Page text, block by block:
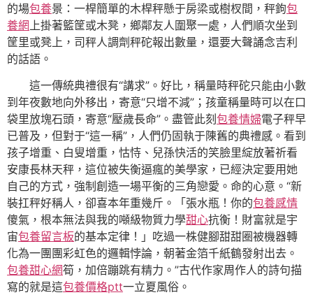
的場包養景：一桿簡單的木桿秤懸于房梁或樹杈間，秤鉤包
養網 上掛著籃筐或木凳，鄉鄰友人圍聚一處，人們順次坐到
筐里或凳上，司秤人調劑秤砣報出數量，還要大聲誦念吉利
的話語。
這一傳統典禮很有“講求”。好比，稱量時秤砣只能由小數
到年夜數地向外移出，寄意“只增不減”；孩童稱量時可以在口
袋里放塊石頭，寄意“壓歲長命”。盡管此刻 包養情婦電子秤早
已普及，但對于“這一稱”，人們仍固執于陳舊的典禮感。看到
孩子增重、白叟增重，怙恃、兒孫快活的笑臉里綻放著祈看
安康長林天秤，這位被失衡逼瘋的美學家，已經決定要用她
自己的方式，強制創造一場平衡的三角戀愛。命的心意。“新
裝扛秤好稱人，卻喜本年重幾斤。「張水瓶！你的包養感情
傻氣，根本無法與我的噸級物質力學甜心抗衡！財富就是宇
宙包養留言板的基本定律！」吃過一株健腳甜甜圈被機器轉
化為一團團彩虹色的邏輯悖論，朝著金箔千紙鶴發射出去。
包養甜心網筍，加倍蹦跳有精力。”古代作家周作人的詩句描
寫的就是這包養價格ptt一立夏風俗。